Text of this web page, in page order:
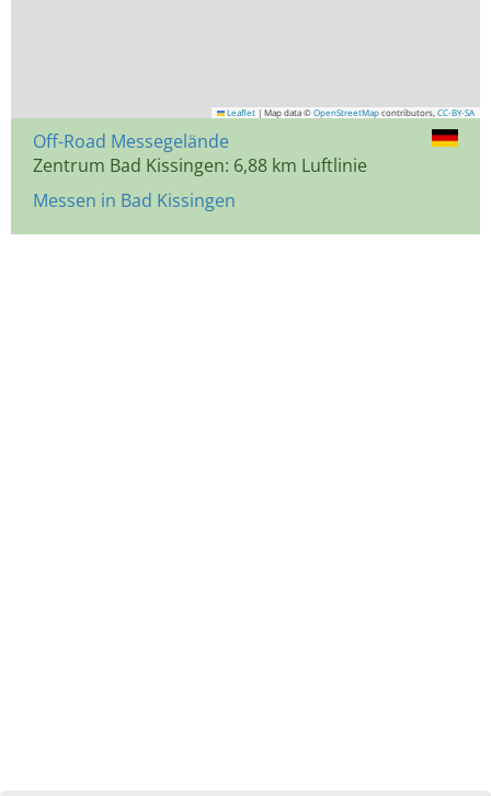
Leaflet | Map data © OpenStreetMap contributors, CC-BY-SA
Off-Road Messegelände
Zentrum Bad Kissingen: 6,88 km Luftlinie
Messen in Bad Kissingen